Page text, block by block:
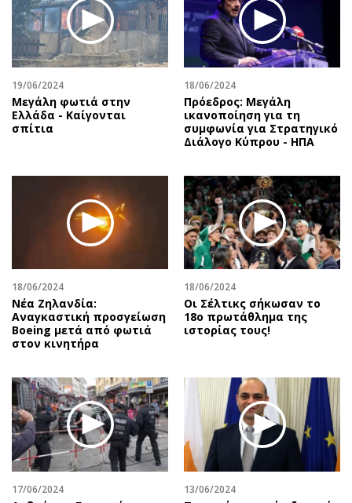
19/06/2024
Μεγάλη φωτιά στην
Ελλάδα - Καίγονται
σπίτια
18/06/2024
Πρόεδρος: Μεγάλη
ικανοποίηση για τη
συμφωνία για Στρατηγικό
Διάλογο Κύπρου - ΗΠΑ
18/06/2024
Νέα Ζηλανδία:
Αναγκαστική προσγείωση
Boeing μετά από φωτιά
στον κινητήρα
18/06/2024
Οι Σέλτικς σήκωσαν το
18ο πρωτάθλημα της
ιστορίας τους!
17/06/2024 13/06/2024